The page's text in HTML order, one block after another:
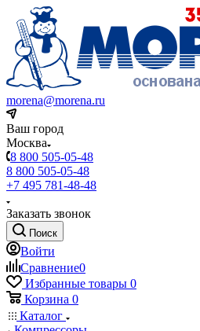
morena@morena.ru
Ваш город
Москва
8 800 505-05-48
8 800 505-05-48
+7 495 781-48-48
Заказать звонок
Поиск
Войти
Сравнение0
Избранные товары 0
Корзина 0
Каталог